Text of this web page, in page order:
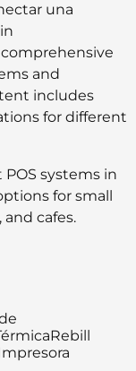
una
and
includes
for different
systems in
for small
and cafes.
Rebill